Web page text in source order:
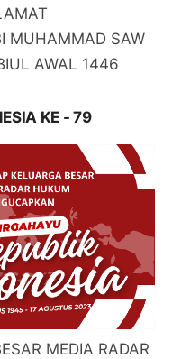
MUHAMMAD SAW
AWAL 1446
KE - 79
MEDIA RADAR